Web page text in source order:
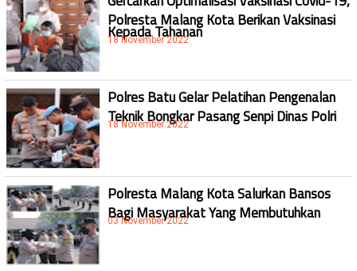
Polresta Malang Kota Berikan Vaksinasi
Kepada Tahanan
18 November 2022
Polres Batu Gelar Pelatihan Pengenalan
Teknik Bongkar Pasang Senpi Dinas Polri
18 November 2022
Polresta Malang Kota Salurkan Bansos
Bagi Masyarakat Yang Membutuhkan
03 November 2022